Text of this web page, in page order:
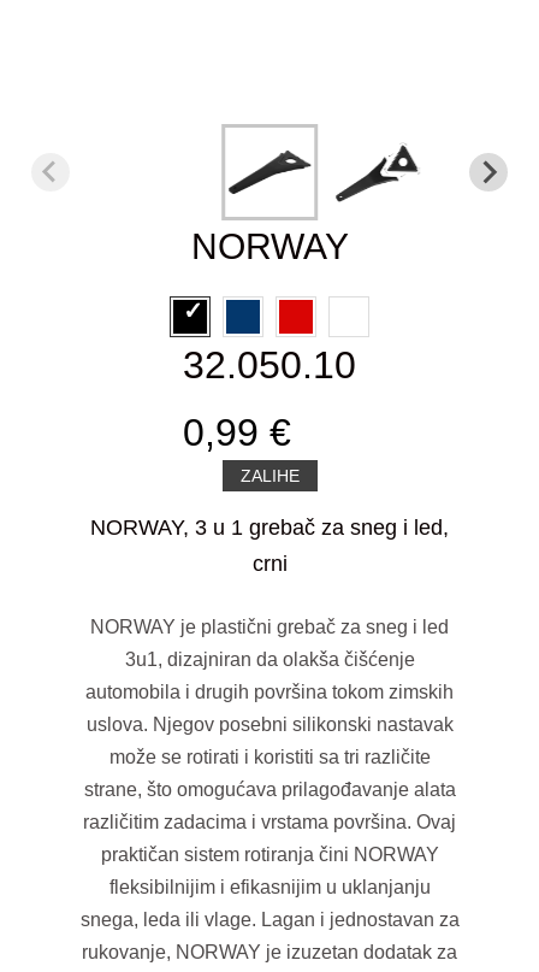
NORWAY
32.050.10
0,99 €
ZALIHE
NORWAY, 3 u 1 grebač za sneg i led,
crni
NORWAY je plastični grebač za sneg i led
3u1, dizajniran da olakša čišćenje
automobila i drugih površina tokom zimskih
uslova. Njegov posebni silikonski nastavak
može se rotirati i koristiti sa tri različite
strane, što omogućava prilagođavanje alata
različitim zadacima i vrstama površina. Ovaj
praktičan sistem rotiranja čini NORWAY
fleksibilnijim i efikasnijim u uklanjanju
snega, leda ili vlage. Lagan i jednostavan za
rukovanje, NORWAY je izuzetan dodatak za